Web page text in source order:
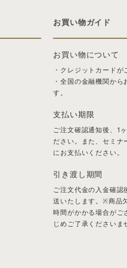
お買い物ガイド
お買い物について
・クレジットカードが
・全国の金融機関から
す。
支払い期限
ご注文確認通知後、1
ださい。また、セミナ
にお支払いください。
引き渡し期間
ご注文代金の入金確認
送いたします。※商品
時間がかかる場合がご
じめご了承くださいま